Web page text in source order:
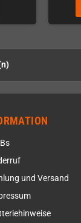
und Versand